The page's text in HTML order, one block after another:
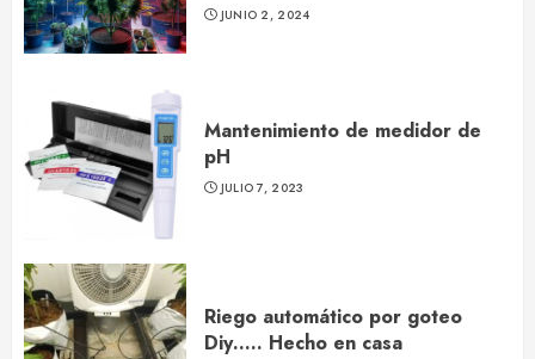
JUNIO 2, 2024
Mantenimiento de medidor de
pH
JULIO 7, 2023
Riego automático por goteo
Diy….. Hecho en casa